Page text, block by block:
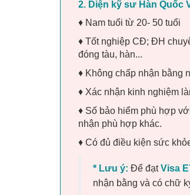
2. Diện kỹ sư Hàn Quốc
♦ Nam tuổi từ 20- 50 tuổi
♦ Tốt nghiệp CĐ; ĐH
đóng tàu, hàn...
♦ Không chấp nhận bằng
♦ Xác nhận kinh nghiệm
♦ Số bảo hiểm phù hợp
nhận phù hợp khác.
♦ Có đủ điều kiện sức
* Lưu ý: Để đạtVisa
nhận bằng và có chữ